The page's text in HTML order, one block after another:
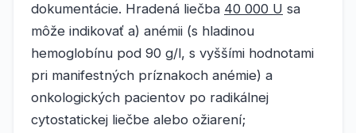
dokumentácie. Hradená liečba 40 000 U sa
môže indikovať a) anémii (s hladinou
hemoglobínu pod 90 g/l, s vyššími hodnotami
pri manifestných príznakoch anémie) a
onkologických pacientov po radikálnej
cytostatickej liečbe alebo ožiarení;